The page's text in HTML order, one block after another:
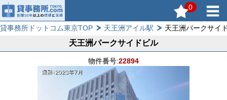
0
貸事務所ドットコム東京TOP 天王洲アイル駅 天王洲パークサイ
天王洲パークサイドビル
物件番号:22894